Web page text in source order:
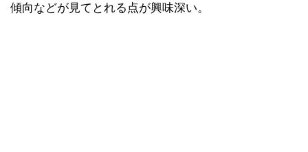
傾向などが見てとれる点が興味深い。